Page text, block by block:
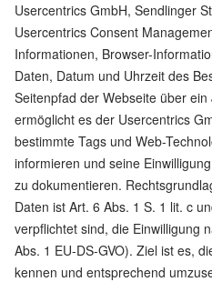
Usercentrics GmbH, Sendlinger
Usercentrics Consent
Informationen, Browser-
Daten, Datum und Uhrzeit des
Seitenpfad der Webseite über
ermöglicht es der Usercentrics
bestimmte Tags und Web-
informieren und seine
zu dokumentieren.
Daten ist Art. 6 Abs. 1 S. 1 lit. c
verpflichtet sind, die Einwilligung
Abs. 1 EU-DS-GVO). Ziel ist es,
kennen und entsprechend